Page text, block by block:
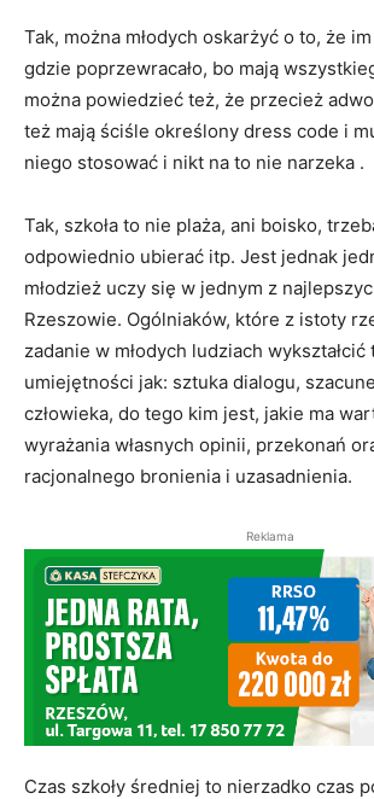
Tak, można młodych oskarżyć o to, że
gdzie poprzewracało, bo mają
można powiedzieć też, że przecież
też mają ściśle określony dress code i
niego stosować i nikt na to nie narzeka .
Tak, szkoła to nie plaża, ani boisko,
odpowiednio ubierać itp. Jest jednak
młodzież uczy się w jednym z
Rzeszowie. Ogólniaków, które z istoty
zadanie w młodych ludziach wykształcić
umiejętności jak: sztuka dialogu,
człowieka, do tego kim jest, jakie ma
wyrażania własnych opinii, przekonań
racjonalnego bronienia i uzasadnienia.
Reklama
Czas szkoły średniej to nierzadko czas